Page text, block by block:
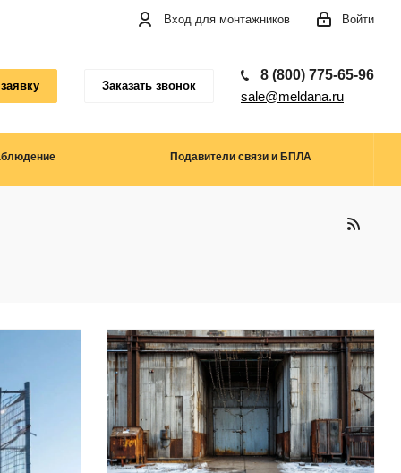
Войти
Вход для монтажников
Заказать звонок
8 (800) 775-65-96
sale@meldana.ru
Подавители связи и БПЛА